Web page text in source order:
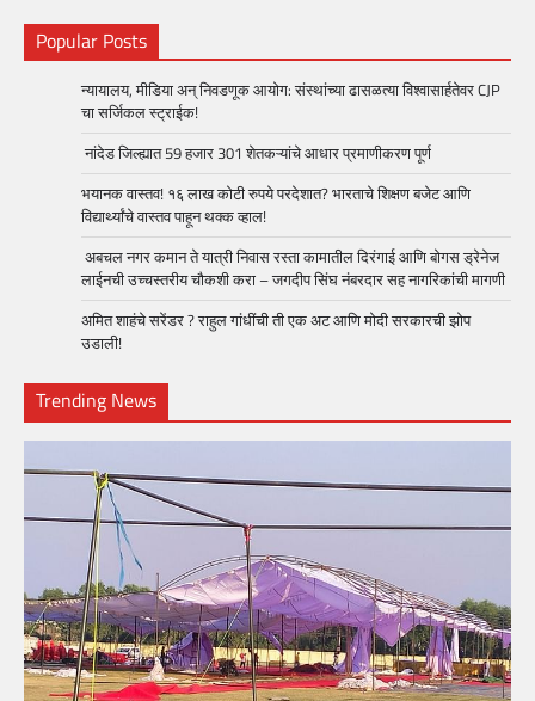
Popular Posts
न्यायालय, मीडिया अन् निवडणूक आयोग: संस्थांच्या ढासळत्या विश्वासार्हतेवर CJP
चा सर्जिकल स्ट्राईक!
नांदेड जिल्ह्यात 59 हजार 301 शेतकऱ्यांचे आधार प्रमाणीकरण पूर्ण
भयानक वास्तव! १६ लाख कोटी रुपये परदेशात? भारताचे शिक्षण बजेट आणि
विद्यार्थ्यांचे वास्तव पाहून थक्क व्हाल!
अबचल नगर कमान ते यात्री निवास रस्ता कामातील दिरंगाई आणि बोगस ड्रेनेज
लाईनची उच्चस्तरीय चौकशी करा – जगदीप सिंघ नंबरदार सह नागरिकांची मागणी
अमित शाहंचे सरेंडर ? राहुल गांधींची ती एक अट आणि मोदी सरकारची झोप
उडाली!
Trending News